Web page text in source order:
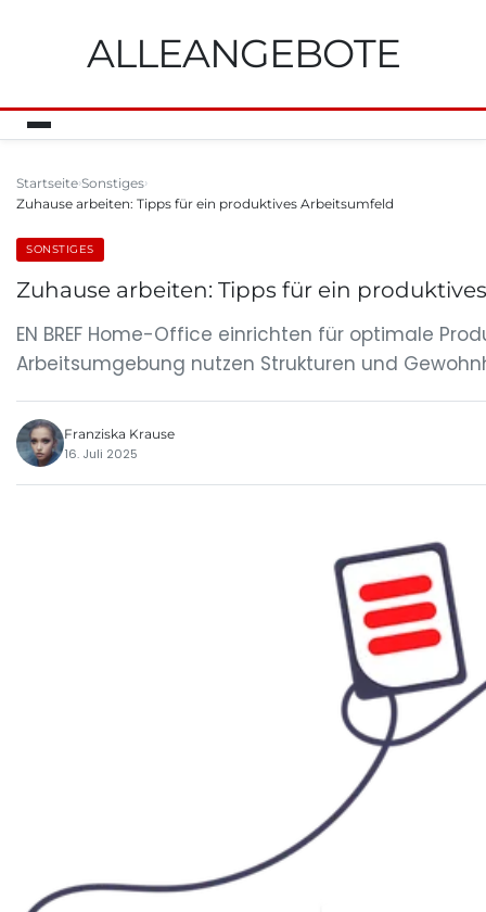
ALLEANGEBOTE
Startseite Sonstiges
Zuhause arbeiten: Tipps für ein produktives Arbeitsumfeld
SONSTIGES
Zuhause arbeiten: Tipps für ein
EN BREF Home-Office einrichten für optimale
Arbeitsumgebung nutzen Strukturen und
Franziska Krause
16. Juli 2025